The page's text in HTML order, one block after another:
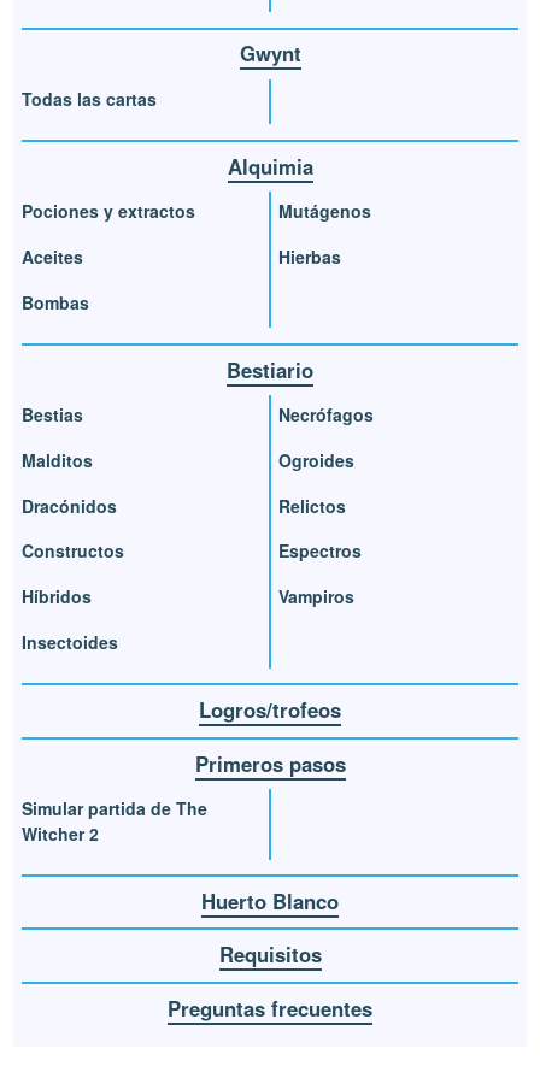
Gwynt
Todas las cartas
Alquimia
Pociones y extractos
Aceites
Bombas
Mutágenos
Hierbas
Bestiario
Bestias
Malditos
Dracónidos
Constructos
Híbridos
Insectoides
Necrófagos
Ogroides
Relictos
Espectros
Vampiros
Logros/trofeos
Primeros pasos
Simular partida de The
Witcher 2
Huerto Blanco
Requisitos
Preguntas frecuentes